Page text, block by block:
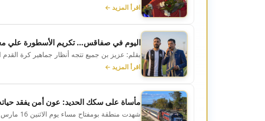
اقرأ المزيد ←
اليوم في صفاقس… تكريم الأسطورة علي
بقلم: عزيز بن جميع تتجه أنظار جماهير كرة
اقرأ المزيد ←
مأساة على سكك الحديد: عون أمن يفقد
شهدت منطقة بومفتاح مساء يوم الاثنين 16 مارس 2026 حادثًا مأساويًا، حيث لقي عون أم...